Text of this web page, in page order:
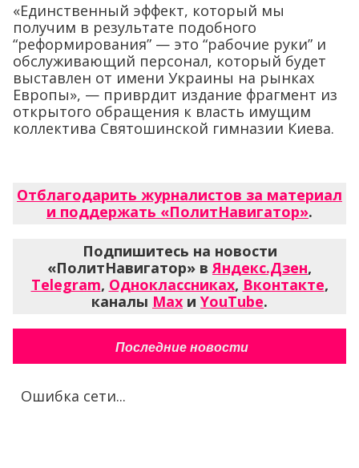
«Единственный эффект, который мы
получим в результате подобного
“реформирования” — это “рабочие руки” и
обслуживающий персонал, который будет
выставлен от имени Украины на рынках
Европы», — приврдит издание фрагмент из
открытого обращения к власть имущим
коллектива Святошинской гимназии Киева.
Отблагодарить журналистов за материал
и поддержать «ПолитНавигатор».
Подпишитесь на новости
«ПолитНавигатор» вЯндекс.Дзен,
Telegram, Одноклассниках, Вконтакте,
каналы Max и YouTube.
Последние новости
Ошибка сети...